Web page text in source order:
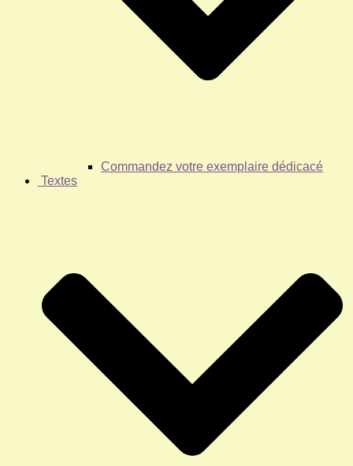
Commandez votre exemplaire dédicacé
Textes